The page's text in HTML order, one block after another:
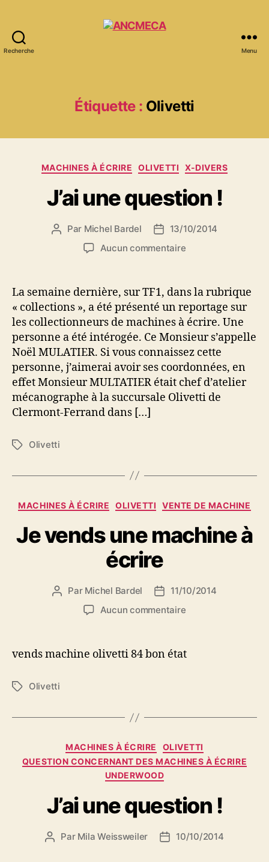
Recherche Menu
Étiquette : Olivetti
Catégories
MACHINES À ÉCRIRE OLIVETTI X-DIVERS
J’ai une question !
Auteur
l’article
Par Michel Bardel
Date13/10/2014
Aucun commentairesur
question
La semaine dernière, sur TF1, dans la rubrique
« collections », a été présenté un reportage sur
les collectionneurs de machines à écrire. Une
personne a été intérogée. Ce Monsieur s’appelle
Noël MULATIER. Si vous connaissez cette
personne, j’aimerai avoir ses coordonnées, en
effet Monsieur MULTATIER était chef d’atelier
mécanographe à la succursale Olivetti de
Clermont-Ferrand dans […]
Étiquettes
Olivetti
Catégories
MACHINES À ÉCRIRE OLIVETTI VENTE DE MACHINE
Je vends une machine à
écrire
Auteur
l’article
Par Michel Bardel
Date
de
11/10/2014
Aucun commentairesur
une
vends machine olivetti 84 bon état
Étiquettes
Olivetti
Catégories
MACHINES À ÉCRIRE
OLIVETTI
QUESTION CONCERNANT DES MACHINES À ÉCRIRE
UNDERWOOD
J’ai une question !
Auteur
Par Mila Weissweiler
Date10/10/2014